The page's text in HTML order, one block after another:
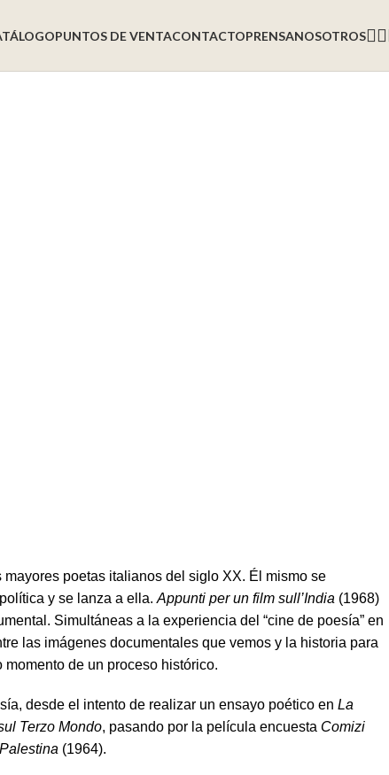
PUNTOS DE VENTACONTACTOPRENSANOSOTROS
poetas italianos del siglo XX. Él mismo se
y se lanza a ella. Appunti per un film sull’India (1968)
Simultáneas a la experiencia del “cine de poesía” en
las imágenes documentales que vemos y la historia para
de un proceso histórico.
desde el intento de realizar un ensayo poético en La
Terzo Mondo, pasando por la película encuesta Comizi
(1964).